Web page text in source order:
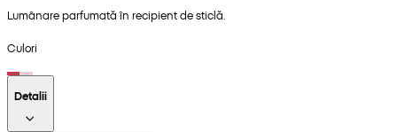
Lumânare parfumată în recipient de sticlă.
Culori
Detalii